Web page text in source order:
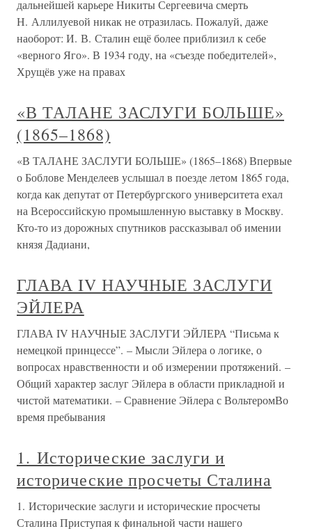
дальнейшей карьере Никиты Сергеевича смерть
Н. Аллилуевой никак не отразилась. Пожалуй, даже
наоборот: И. В. Сталин ещё более приблизил к себе
«верного Яго». В 1934 году, на «съезде победителей»,
Хрущёв уже на правах
«В ТАЛАНЕ ЗАСЛУГИ БОЛЬШЕ»
(1865–1868)
«В ТАЛАНЕ ЗАСЛУГИ БОЛЬШЕ» (1865–1868) Впервые
о Боблове Менделеев услышал в поезде летом 1865 года,
когда как депутат от Петербургского университета ехал
на Всероссийскую промышленную выставку в Москву.
Кто-то из дорожных спутников рассказывал об имении
князя Дадиани,
ГЛАВА IV НАУЧНЫЕ ЗАСЛУГИ
ЭЙЛЕРА
ГЛАВА IV НАУЧНЫЕ ЗАСЛУГИ ЭЙЛЕРА “Письма к
немецкой принцессе”. – Мысли Эйлера о логике, о
вопросах нравственности и об измерении протяжений. –
Общий характер заслуг Эйлера в области прикладной и
чистой математики. – Сравнение Эйлера с ВольтеромВо
время пребывания
1. Исторические заслуги и
исторические просчеты Сталина
1. Исторические заслуги и исторические просчеты
Сталина Приступая к финальной части нашего